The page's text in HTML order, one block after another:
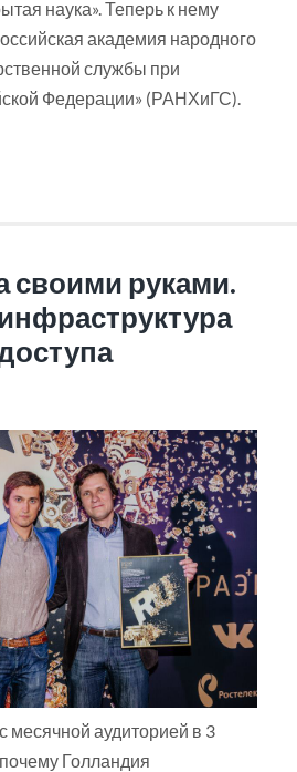
наука». Теперь к нему
академия народного
службы при
Федерации» (РАНХиГС).
своими руками.
месячной аудиторией в 3
Голландия